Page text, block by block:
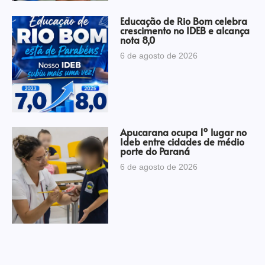
Educação de Rio Bom celebra
crescimento no IDEB e alcança
nota 8,0
6 de agosto de 2026
Apucarana ocupa 1º lugar no
Ideb entre cidades de médio
porte do Paraná
6 de agosto de 2026